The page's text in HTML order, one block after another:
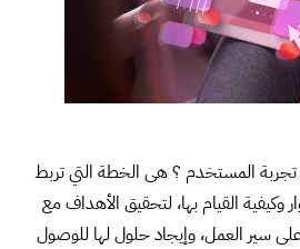
تجربة المستخدم ؟ هى الخطة التي تربط
وكيفية القيام بها، لتحقيق الأهداف مع
على سير العمل، وإيجاد حلول لها للوصول